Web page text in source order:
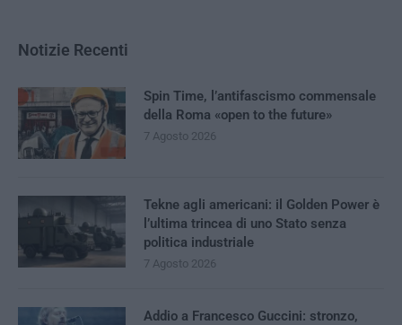
Notizie Recenti
Spin Time, l’antifascismo commensale
della Roma «open to the future»
7 Agosto 2026
Tekne agli americani: il Golden Power è
l’ultima trincea di uno Stato senza
politica industriale
7 Agosto 2026
Addio a Francesco Guccini: stronzo,